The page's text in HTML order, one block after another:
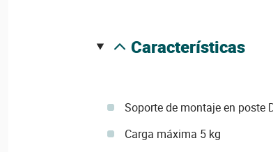
características
Soporte de montaje en poste
Carga máxima 5 kg